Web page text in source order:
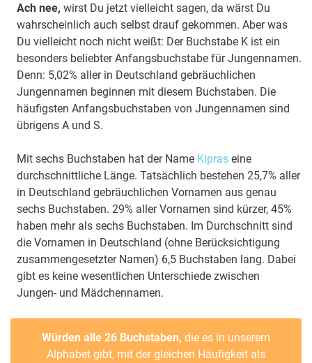
Ach nee, wirst Du jetzt vielleicht sagen, da wärst Du
wahrscheinlich auch selbst drauf gekommen. Aber was
Du vielleicht noch nicht weißt: Der Buchstabe K ist ein
besonders beliebter Anfangsbuchstabe für Jungennamen.
Denn: 5,02% aller in Deutschland gebräuchlichen
Jungennamen beginnen mit diesem Buchstaben. Die
häufigsten Anfangsbuchstaben von Jungennamen sind
übrigens A und S.
Mit sechs Buchstaben hat der Name Kipras eine
durchschnittliche Länge. Tatsächlich bestehen 25,7% aller
in Deutschland gebräuchlichen Vornamen aus genau
sechs Buchstaben. 29% aller Vornamen sind kürzer, 45%
haben mehr als sechs Buchstaben. Im Durchschnitt sind
die Vornamen in Deutschland (ohne Berücksichtigung
zusammengesetzter Namen) 6,5 Buchstaben lang. Dabei
gibt es keine wesentlichen Unterschiede zwischen
Jungen- und Mädchennamen.
Würden alle 26 Buchstaben, die es in unserem
Alphabet gibt, mit der gleichen Häufigkeit als